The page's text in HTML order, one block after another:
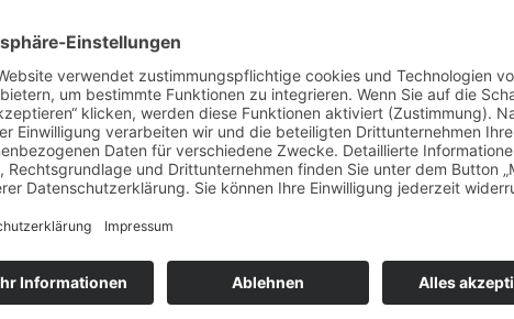
eigenen inneren Schweinehund
‚Ach komm, das kannst du morgen machen…‘ oder „ich bleib
ersten im Publikum erkannt und gelächelt.
Verbindung schaffen.
das Event verbindet
Event begleitet:
Speakern und ihren Themen genutzt.